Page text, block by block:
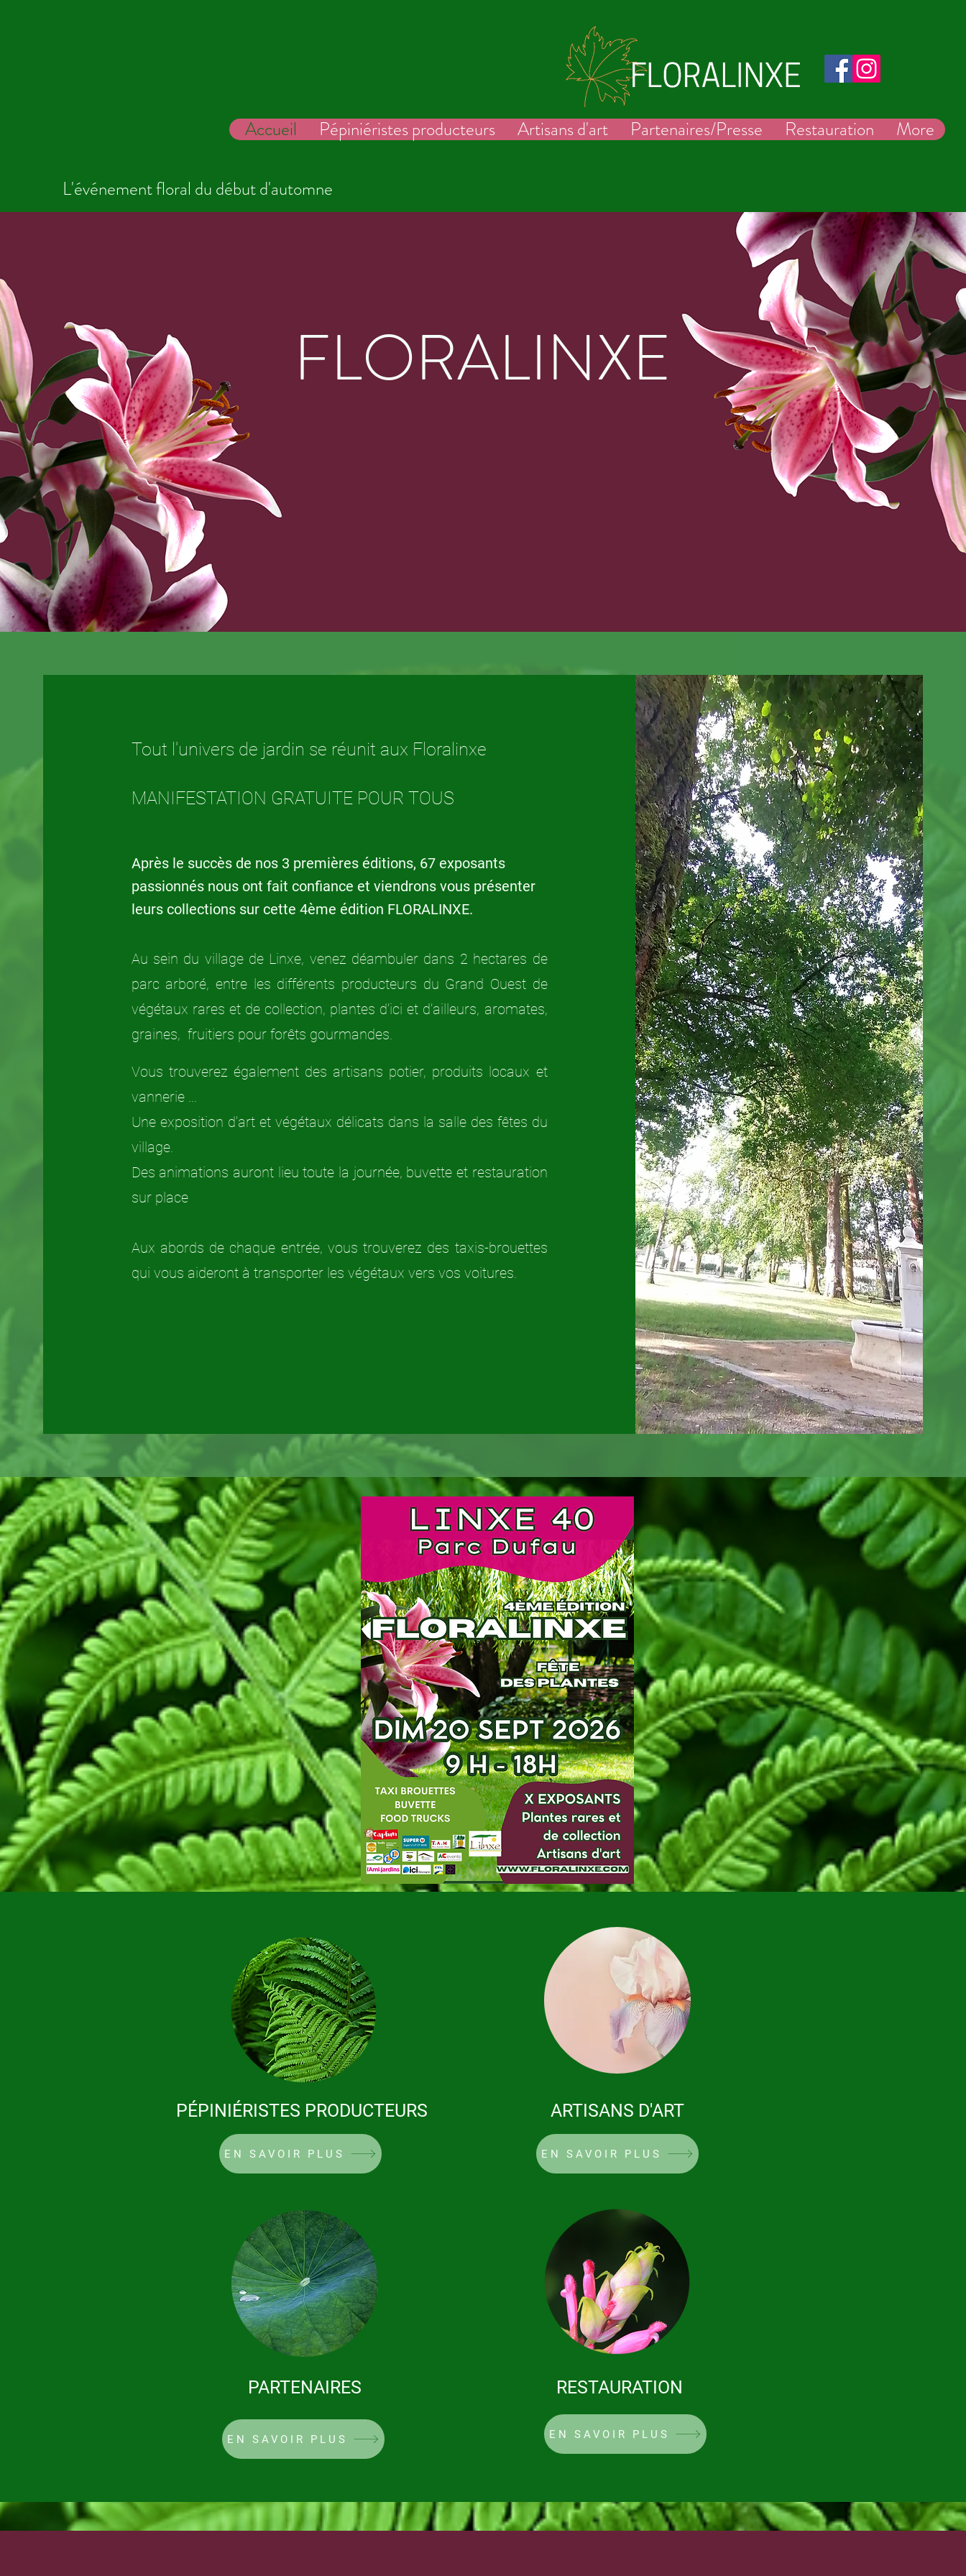
Accueil Pépiniéristes producteurs Artisans d'art Partenaires/Presse Restauration More
L'événement floral du début d'automne
FLORALINXE
Tout l'univers de jardin se réunit aux Floralinxe
MANIFESTATION GRATUITE POUR TOUS
Après le succès de nos 3 premières éditions, 67 exposants
passionnés nous ont fait confiance et viendrons vous présenter
leurs collections sur cette 4ème édition FLORALINXE.
Au sein du village de Linxe, venez déambuler dans 2 hectares de
parc arboré, entre les différents producteurs du Grand Ouest de
végétaux rares et de collection, plantes d’ici et d’ailleurs, aromates,
graines, fruitiers pour forêts gourmandes.
Vous trouverez également des artisans potier, produits locaux et
vannerie ...
Une exposition d'art et végétaux délicats dans la salle des fêtes du
village.
Des animations auront lieu toute la journée, buvette et restauration
sur place
Aux abords de chaque entrée, vous trouverez des taxis-brouettes
qui vous aideront à transporter les végétaux vers vos voitures.
ANIMATION 2026 à venir
PÉPINIÉRISTES PRODUCTEURS ARTISANS D'ART
EN SAVOIR PLUS
PARTENAIRES
EN SAVOIR PLUS
RESTAURATION
EN SAVOIR PLUS EN SAVOIR PLUS